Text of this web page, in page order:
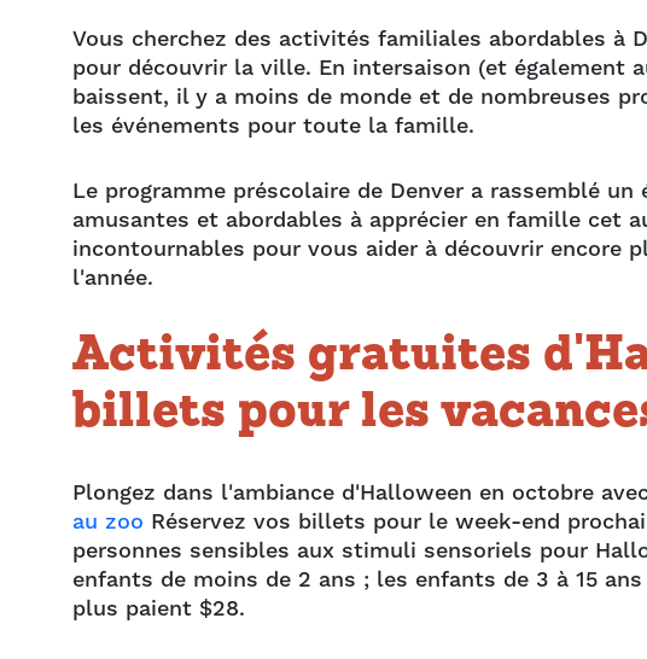
Vous cherchez des activités familiales abordables à
pour découvrir la ville. En intersaison (et également
baissent, il y a moins de monde et de nombreuses
les événements pour toute la famille.
Le programme préscolaire de Denver a rassemblé
amusantes et abordables à apprécier en famille cet
incontournables pour vous aider à découvrir encore
l'année.
Activités gratuites
billets pour les
Plongez dans l'ambiance d'Halloween en octobre
au zoo Réservez vos billets pour le week-end
personnes sensibles aux stimuli sensoriels pour
enfants de moins de 2 ans ; les enfants de 3 à 15
plus paient $28.